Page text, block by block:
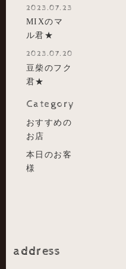
2023.07.23
MIXのマ
ル君★
2023.07.20
豆柴のフク
君★
Category
おすすめの
お店
本日のお客
様
address